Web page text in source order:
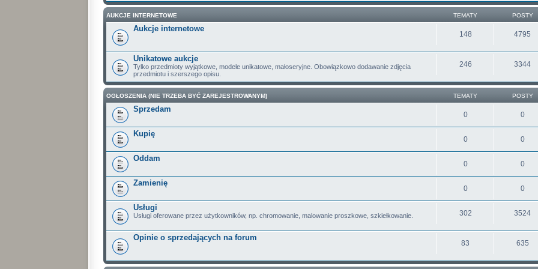
AUKCJE INTERNETOWE TEMATY POSTY
Aukcje internetowe
148 4795
Unikatowe aukcje
Tylko przedmioty wyjątkowe, modele unikatowe, małoseryjne. Obowiązkowo dodawanie zdjęcia
przedmiotu i szerszego opisu.
246 3344
OGŁOSZENIA (NIE TRZEBA BYĆ ZAREJESTROWANYM) TEMATY POSTY
Sprzedam
0 0
Kupię
0 0
Oddam
0 0
Zamienię
0 0
Usługi
Usługi oferowane przez użytkowników, np. chromowanie, malowanie proszkowe, szkiełkowanie. 302 3524
Opinie o sprzedających na forum
83 635